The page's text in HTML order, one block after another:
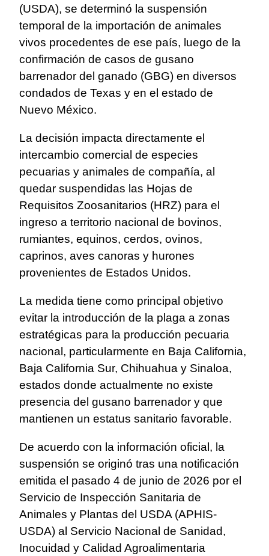
(USDA), se determinó la suspensión
temporal de la importación de animales
vivos procedentes de ese país, luego de la
confirmación de casos de gusano
barrenador del ganado (GBG) en diversos
condados de Texas y en el estado de
Nuevo México.
La decisión impacta directamente el
intercambio comercial de especies
pecuarias y animales de compañía, al
quedar suspendidas las Hojas de
Requisitos Zoosanitarios (HRZ) para el
ingreso a territorio nacional de bovinos,
rumiantes, equinos, cerdos, ovinos,
caprinos, aves canoras y hurones
provenientes de Estados Unidos.
La medida tiene como principal objetivo
evitar la introducción de la plaga a zonas
estratégicas para la producción pecuaria
nacional, particularmente en Baja California,
Baja California Sur, Chihuahua y Sinaloa,
estados donde actualmente no existe
presencia del gusano barrenador y que
mantienen un estatus sanitario favorable.
De acuerdo con la información oficial, la
suspensión se originó tras una notificación
emitida el pasado 4 de junio de 2026 por el
Servicio de Inspección Sanitaria de
Animales y Plantas del USDA (APHIS-
USDA) al Servicio Nacional de Sanidad,
Inocuidad y Calidad Agroalimentaria